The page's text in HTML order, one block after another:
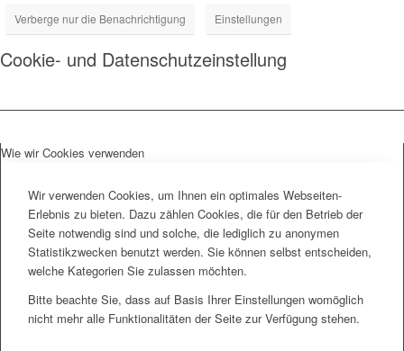
Verberge nur die Benachrichtigung Einstellungen
Cookie- und Datenschutzeinstellung
Wie wir Cookies verwenden
Wir verwenden Cookies, um Ihnen ein optimales Webseiten-
Erlebnis zu bieten. Dazu zählen Cookies, die für den Betrieb der
Seite notwendig sind und solche, die lediglich zu anonymen
Statistikzwecken benutzt werden. Sie können selbst entscheiden,
welche Kategorien Sie zulassen möchten.
Bitte beachte Sie, dass auf Basis Ihrer Einstellungen womöglich
nicht mehr alle Funktionalitäten der Seite zur Verfügung stehen.